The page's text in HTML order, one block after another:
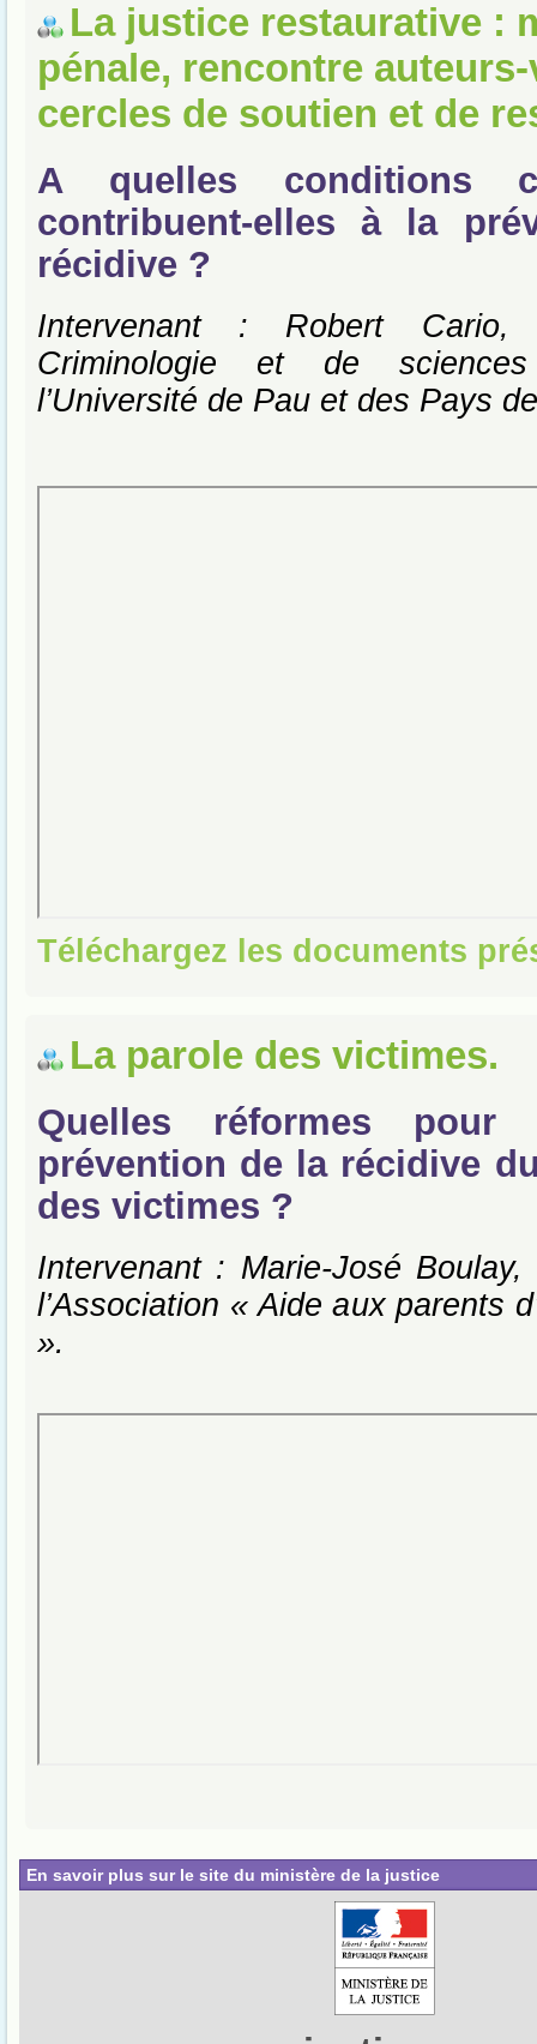
La justice restaurative :
pénale, rencontre
cercles de soutien et de
A quelles conditions
contribuent-elles à la
récidive ?
Intervenant : Robert Cario,
Criminologie et de
l’Université de Pau et des Pays
Téléchargez les documents
La parole des victimes.
Quelles réformes pour
prévention de la récidive
des victimes ?
Intervenant : Marie-José
l’Association « Aide aux parents
».
En savoir plus sur le site du ministère de la justice